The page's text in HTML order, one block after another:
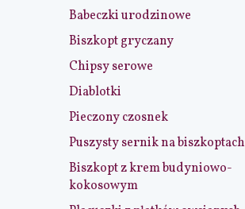
Babeczki urodzinowe
Biszkopt gryczany
Chipsy serowe
Diablotki
Pieczony czosnek
Puszysty sernik na biszkoptach
Biszkopt z krem budyniowo-
kokosowym